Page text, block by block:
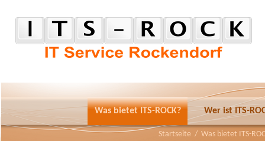
Was bietet ITS-ROCK? Wer ist ITS-
Startseite / Was bietet ITS-